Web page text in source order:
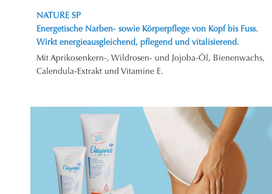
NATURE SP
Energetische Narben- sowie Körperpflege von Kopf bis Fuss.
Wirkt energieausgleichend, pflegend und vitalisierend.
Mit Aprikosenkern-, Wildrosen- und Jojoba-Öl, Bienenwachs,
Calendula-Extrakt und Vitamine E.